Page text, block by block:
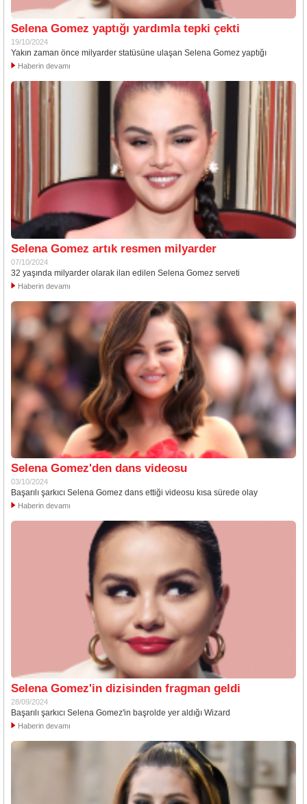
Selena Gomez yaptığı yardımla tepki çekti
19/10/2024
Yakın zaman önce milyarder statüsüne ulaşan Selena Gomez yaptığı
Haberin devamı
Selena Gomez artık resmen milyarder
07/10/2024
32 yaşında milyarder olarak ilan edilen Selena Gomez serveti
Haberin devamı
Selena Gomez'den dans videosu
03/10/2024
Başarılı şarkıcı Selena Gomez dans ettiği videosu kısa sürede olay
Haberin devamı
Selena Gomez'in dizisinden fragman geldi
28/09/2024
Başarılı şarkıcı Selena Gomez'in başrolde yer aldığı Wizard
Haberin devamı